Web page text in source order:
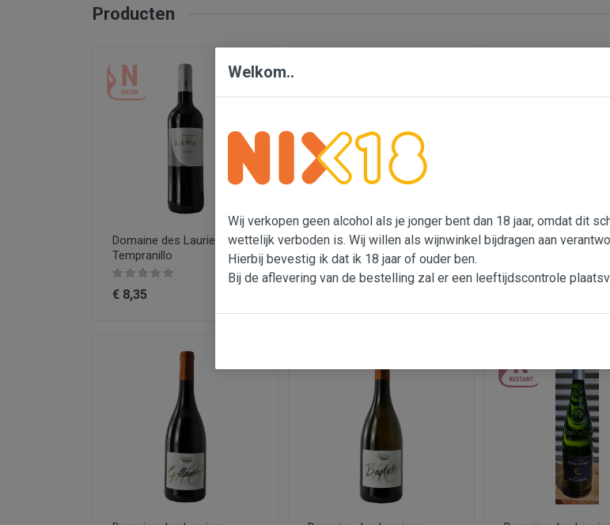
Producten
Domaine des Lauriers,
Tempranillo
€ 8,35
Domaine des Lauriers
Chardonnay-Viognier
Picpoul de Pinet
Welkom..
Wij verkopen geen alcohol als je jonger bent dan 18 jaar, omdat dit
wettelijk verboden is. Wij willen als wijnwinkel bijdragen aan
Hierbij bevestig ik dat ik 18 jaar of ouder ben.
Bij de aflevering van de bestelling zal er een leeftijdscontrole